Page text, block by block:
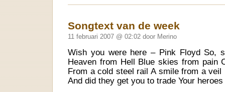
Songtext van de week
11 februari 2007 @ 02:02 door Merino
Wish you were here – Pink Floyd So,
Heaven from Hell Blue skies from pain
From a cold steel rail A smile from a
And did they get you to trade Your